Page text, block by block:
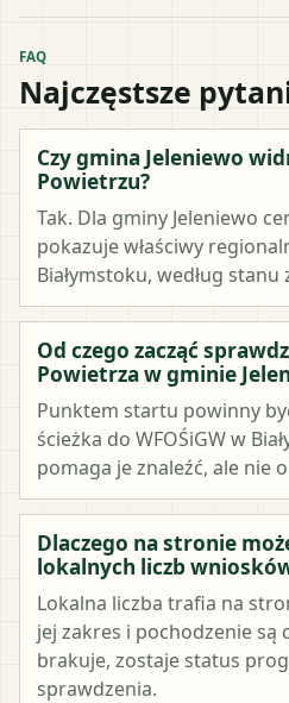
FAQ
Najczęstsze
Czy gmina Jeleniewo
Powietrzu?
Tak. Dla gminy Jeleniewo
pokazuje właściwy
Białymstoku, według stanu
Od czego zacząć
Powietrza w gminie
Punktem startu powinny
ścieżka do WFOŚiGW w
pomaga je znaleźć, ale nie
Dlaczego na stronie
lokalnych liczb
Lokalna liczba trafia na
jej zakres i pochodzenie są
brakuje, zostaje status
sprawdzenia.